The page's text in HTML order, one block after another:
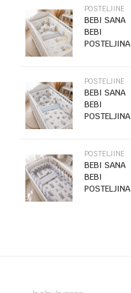
POSTELJINE
BEBI SANA
BEBI
POSTELJINA
POSTELJINE
BEBI SANA
BEBI
POSTELJINA
POSTELJINE
BEBI SANA
BEBI
POSTELJINA